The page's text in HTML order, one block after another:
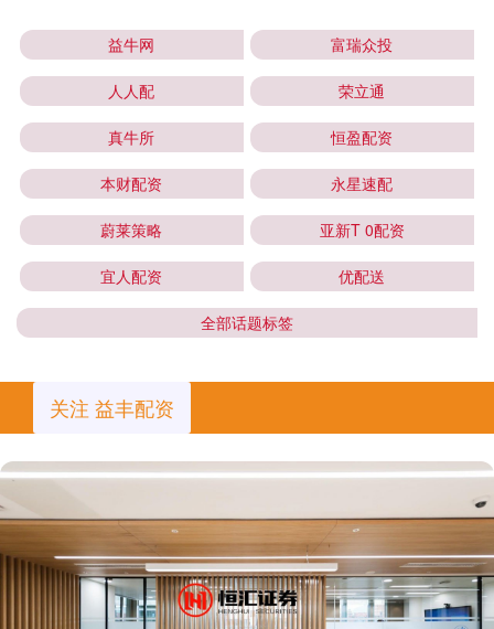
益牛网 富瑞众投
人人配 荣立通
真牛所 恒盈配资
本财配资 永星速配
蔚莱策略 亚新T 0配资
宜人配资 优配送
全部话题标签
关注 益丰配资